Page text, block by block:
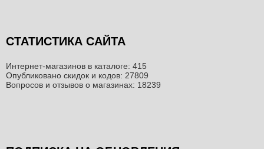
СТАТИСТИКА САЙТА
Интернет-магазинов в каталоге: 415
Опубликовано скидок и кодов: 27809
Вопросов и отзывов о магазинах: 18239